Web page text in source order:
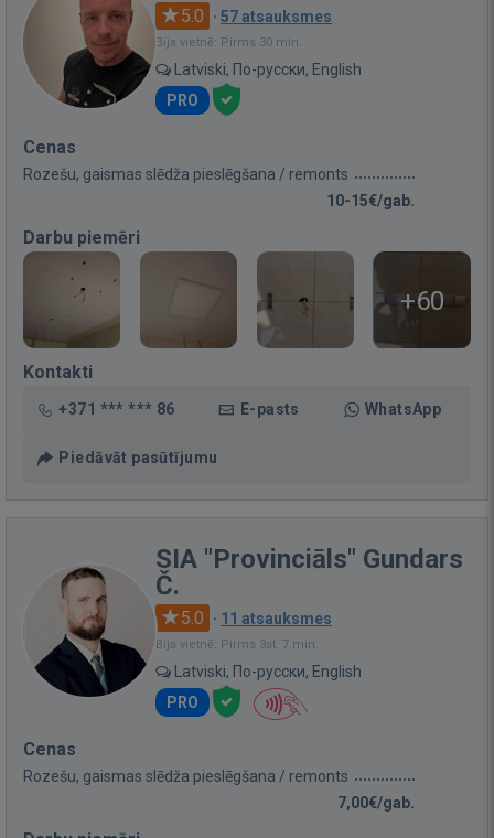
5.0 · 57 atsauksmes
Bija vietnē: Pirms 30 min.
Latviski, По-русски, English
PRO
Cenas
Rozešu, gaismas slēdža pieslēgšana / remonts
10-15€/gab.
Darbu piemēri
+60
Kontakti
+371 *** *** 86 E-pasts WhatsApp
Piedāvāt pasūtījumu
SIA "Provinciāls" Gundars
Č.
5.0 · 11 atsauksmes
Bija vietnē: Pirms 3st. 7 min.
Latviski, По-русски, English
PRO
Cenas
Rozešu, gaismas slēdža pieslēgšana / remonts
7,00€/gab.